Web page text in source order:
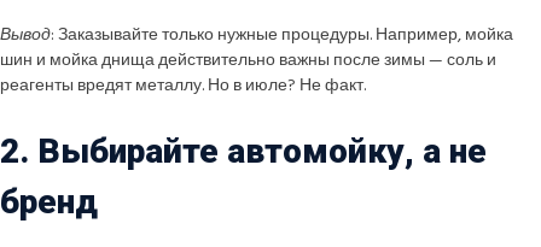
Вывод: Заказывайте только нужные процедуры. Например, мойка
шин и мойка днища действительно важны после зимы — соль и
реагенты вредят металлу. Но в июле? Не факт.
2. Выбирайте автомойку, а не
бренд